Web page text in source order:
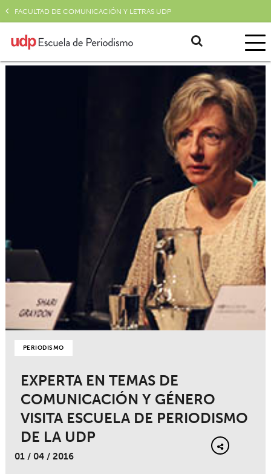
FACULTAD DE COMUNICACIÓN Y LETRAS UDP
PERIODISMO
EXPERTA EN TEMAS DE
COMUNICACIÓN Y GÉNERO
VISITA ESCUELA DE PERIODISMO
DE LA UDP
01 / 04 / 2016